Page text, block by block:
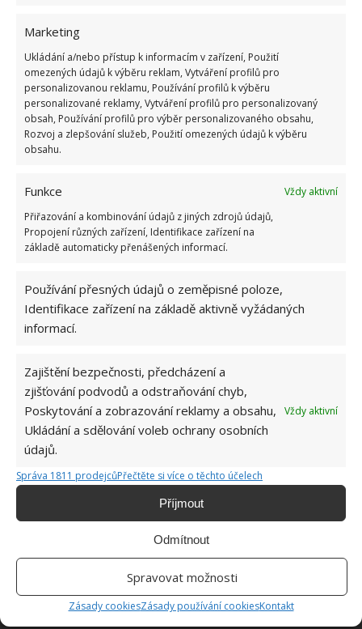
Marketing
Ukládání a/nebo přístup k informacím v zařízení, Použití
omezených údajů k výběru reklam, Vytváření profilů pro
personalizovanou reklamu, Používání profilů k výběru
personalizované reklamy, Vytváření profilů pro personalizovaný
obsah, Používání profilů pro výběr personalizovaného obsahu,
Rozvoj a zlepšování služeb, Použití omezených údajů k výběru
obsahu.
Funkce
Vždy aktivní
Přiřazování a kombinování údajů z jiných zdrojů údajů,
Propojení různých zařízení, Identifikace zařízení na
základě automaticky přenášených informací.
Používání přesných údajů o zeměpisné poloze,
Identifikace zařízení na základě aktivně vyžádaných
informací.
Zajištění bezpečnosti, předcházení a
zjišťování podvodů a odstraňování chyb,
Poskytování a zobrazování reklamy a obsahu,
Ukládání a sdělování voleb ochrany osobních
údajů.
Vždy aktivní
Správa 1811 prodejcůPřečtěte si více o těchto účelech
Příjmout
Odmítnout
Spravovat možnosti
Zásady cookiesZásady používání cookiesKontakt
pohybu sekačky při každém sečení. Odměnou vám
bude rovnoměrný růst trávy bez naklonění v jednom
směru. Tím také zabráníte zhutnění půdy
způsobené opakovaným přejížděním přes stejná
místa.Posekanou trávu můžete sbírat do koše
ale pokud ji necháte na trávníku, bude sloužit jako
trávník bude zelenější a zdravější.
Zdroj:Geniale Tricks
TRÁVNÍK ÚPRAVA TRÁVNÍKU